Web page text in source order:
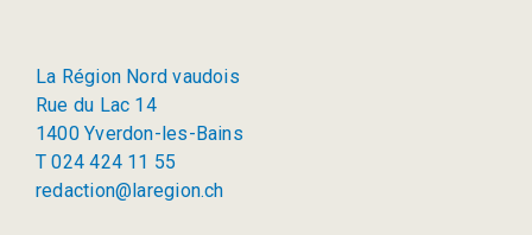
La Région Nord vaudois
Rue du Lac 14
1400 Yverdon-les-Bains
T 024 424 11 55
redaction@laregion.ch